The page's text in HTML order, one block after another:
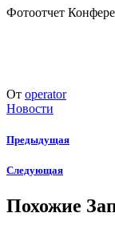
Фотоотчет
От operator
Новости
Предыдущая
Следующая
Похожие